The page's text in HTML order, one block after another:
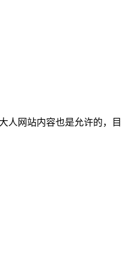
人网站内容也是允许的，目